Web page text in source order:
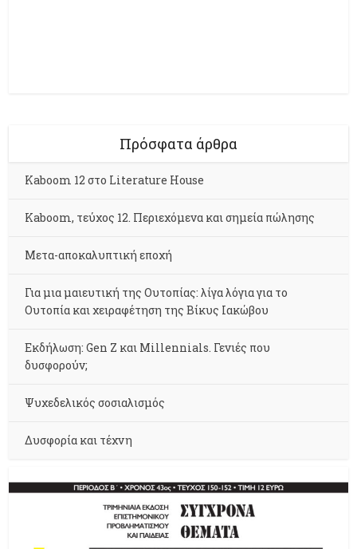
Πρόσφατα άρθρα
Kaboom 12 στο Literature House
Kaboom, τεύχος 12. Περιεχόμενα και σημεία πώλησης
Μετα-αποκαλυπτική εποχή
Για μια μαιευτική της Ουτοπίας: λίγα λόγια για το
Ουτοπία και χειραφέτηση της Βίκυς Ιακώβου
Εκδήλωση: Gen Z και Millennials. Γενιές που
δυσφορούν;
Ψυχεδελικός σοσιαλισμός
Δυσφορία και τέχνη